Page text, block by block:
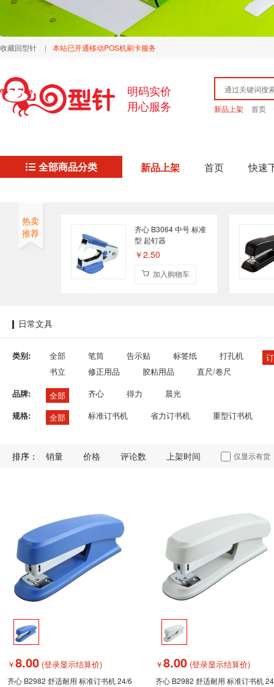
收藏回型针 | 本站已开通移动POS机刷卡服务
明码实价
用心服务
新品上架 首页
全部商品分类 新品上架 首页 快速
热卖
推荐
齐心 B3064 中号 标准
型 起钉器
￥2.50
加入购物车
日常文具
类别: 全部 笔筒 告示贴 标签纸 打孔机
书立
修正用品 胶粘用品
直尺/卷尺
品牌:
全部 齐心 得力
晨光
规格:
全部 标准订书机 省力订书机 重型订书机
排序： 销量 价格 评论数 上架时间 仅显示有货
￥8.00 (登录显示结算价)
齐心 B2982 舒适耐用 标准订书机 24/6
￥8.00 (登录显示结算价)
齐心 B2982 舒适耐用 标准订书机